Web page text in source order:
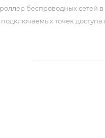
беспроводных сетей
точек